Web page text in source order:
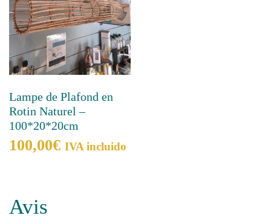
Lampe de Plafond en
Rotin Naturel –
100*20*20cm
100,00€ IVA incluido
Avis